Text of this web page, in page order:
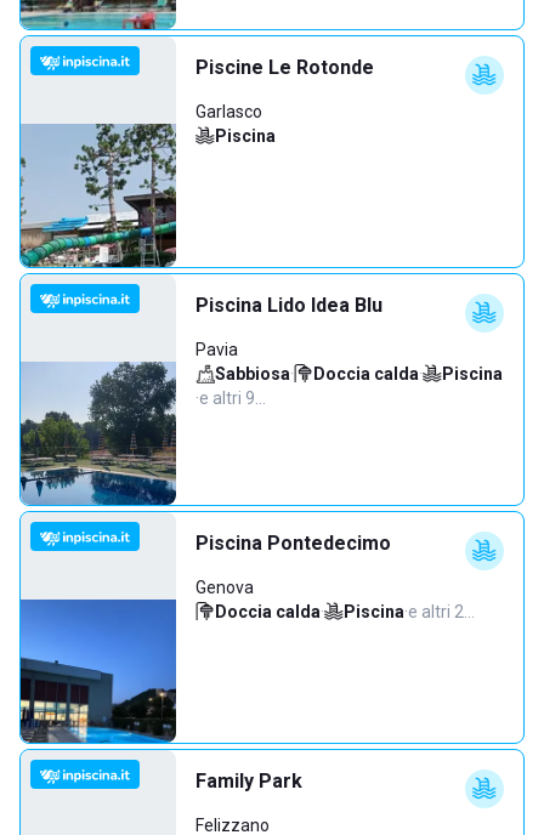
Piscine Le Rotonde
Garlasco
Piscina
Piscina Lido Idea Blu
Pavia
Sabbiosa· Doccia calda·
Piscina
·e altri 9…
Piscina Pontedecimo
Genova
Doccia calda· Piscina·e altri 2…
Family Park
Felizzano